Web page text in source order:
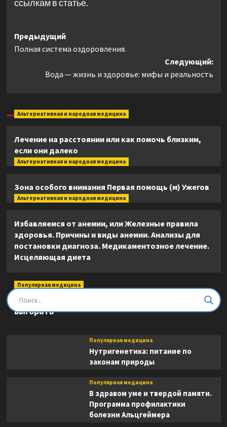
ссылкам в статье.
Навигация
записи
Предыдущий
Полная система оздоровления.
Следующий:
Вода — жизнь и здоровье: мифы и реальность
Альтернативная и народная медицина
Лечение на расстоянии или как помочь близким,
если они далеко
Альтернативная и народная медицина
Зона особого внимания Первая помощь (м) Ужегов
Альтернативная и народная медицина
Избавляемся от анемии, или Железные правила
здоровья. Причины и виды анемии. Анализы для
постановки диагноза. Медикаментозное лечение.
Исцеляющая диета
Популярная медицина
Быть врачом. Как помогать, развиваться и не
выгорать
Популярная медицина
Нутригенетика: питание по
законам природы
Популярная медицина
В здравом уме и твердой памяти.
Программа профилактики
болезни Альцгеймера